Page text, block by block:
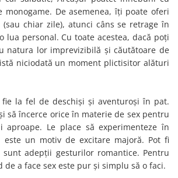
De asemenea, îți poate oferi
chiar zile), atunci câns se retrage în
lua personal. Cu toate acestea, dacă poți
natura lor imprevizibilă și căutătoare de
niciodată un moment plictisitor alături
la fel de deschiși și aventuroși în pat.
să încerce orice în materie de sex pentru
aproape. Le place să experimenteze în
un motiv de excitare majoră. Pot fi
adepții gesturilor romantice. Pentru
de a face sex este pur și simplu să o faci.